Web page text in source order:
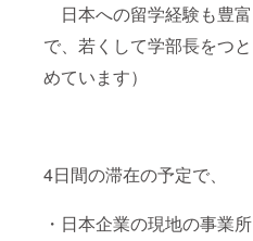
日本への留学経験も豊富
で、若くして学部長をつと
めています）
4日間の滞在の予定で、
・日本企業の現地の事業所